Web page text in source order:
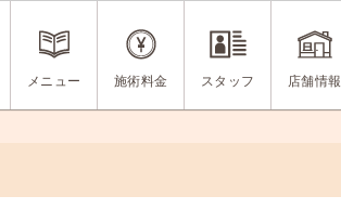
メニュー 施術料金 スタッフ 店舗情報